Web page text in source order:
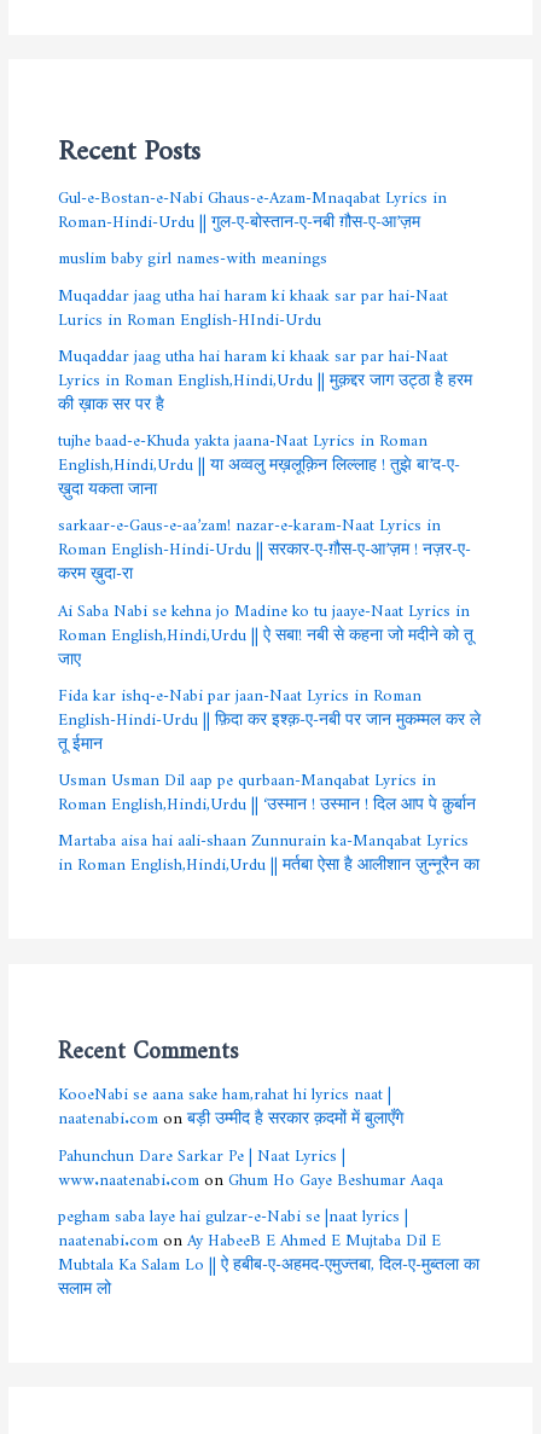
Recent Posts
Gul-e-Bostan-e-Nabi Ghaus-e-Azam-Mnaqabat Lyrics in
Roman-Hindi-Urdu || गुल-ए-बोस्तान-ए-नबी ग़ौस-ए-आ’ज़म
muslim baby girl names-with meanings
Muqaddar jaag utha hai haram ki khaak sar par hai-Naat
Lurics in Roman English-HIndi-Urdu
Muqaddar jaag utha hai haram ki khaak sar par hai-Naat
Lyrics in Roman English,Hindi,Urdu || मुक़द्दर जाग उट्ठा है हरम
की ख़ाक सर पर है
tujhe baad-e-Khuda yakta jaana-Naat Lyrics in Roman
English,Hindi,Urdu || या अव्वलु मख़लूक़िन लिल्लाह ! तुझे बा’द-ए-
ख़ुदा यकता जाना
sarkaar-e-Gaus-e-aa’zam! nazar-e-karam-Naat Lyrics in
Roman English-Hindi-Urdu || सरकार-ए-ग़ौस-ए-आ’ज़म ! नज़र-ए-
करम ख़ुदा-रा
Ai Saba Nabi se kehna jo Madine ko tu jaaye-Naat Lyrics in
Roman English,Hindi,Urdu || ऐ सबा! नबी से कहना जो मदीने को तू
जाए
Fida kar ishq-e-Nabi par jaan-Naat Lyrics in Roman
English-Hindi-Urdu || फ़िदा कर इश्क़-ए-नबी पर जान मुकम्मल कर ले
तू ईमान
Usman Usman Dil aap pe qurbaan-Manqabat Lyrics in
Roman English,Hindi,Urdu || ‘उस्मान ! उस्मान ! दिल आप पे क़ुर्बान
Martaba aisa hai aali-shaan Zunnurain ka-Manqabat Lyrics
in Roman English,Hindi,Urdu || मर्तबा ऐसा है आलीशान ज़ुन्नूरैन का
Recent Comments
KooeNabi se aana sake ham,rahat hi lyrics naat |
naatenabi.comonबड़ी उम्मीद है सरकार क़दमों में बुलाएँगे
Pahunchun Dare Sarkar Pe | Naat Lyrics |
www.naatenabi.comonGhum Ho Gaye Beshumar Aaqa
pegham saba laye hai gulzar-e-Nabi se |naat lyrics |
naatenabi.comonAy HabeeB E Ahmed E Mujtaba Dil E
Mubtala Ka Salam Lo || ऐ हबीब-ए-अहमद-एमुज्तबा, दिल-ए-मुब्तला का
सलाम लो